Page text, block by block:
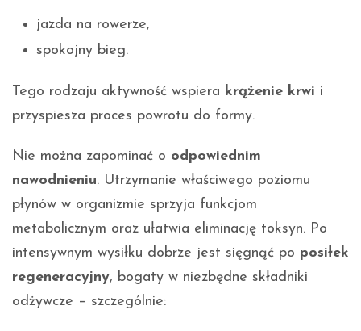
jazda na rowerze,
spokojny bieg.
Tego rodzaju aktywność wspiera krążenie krwi i
przyspiesza proces powrotu do formy.
Nie można zapominać o odpowiednim
nawodnieniu. Utrzymanie właściwego poziomu
płynów w organizmie sprzyja funkcjom
metabolicznym oraz ułatwia eliminację toksyn. Po
intensywnym wysiłku dobrze jest sięgnąć po posiłek
regeneracyjny, bogaty w niezbędne składniki
odżywcze – szczególnie: